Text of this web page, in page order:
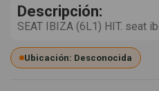
Descripción:
SEAT IBIZA (6L1) HIT. seat
Ubicación: Desconocida